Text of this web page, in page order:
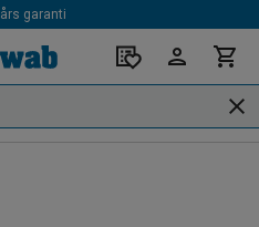
garanti